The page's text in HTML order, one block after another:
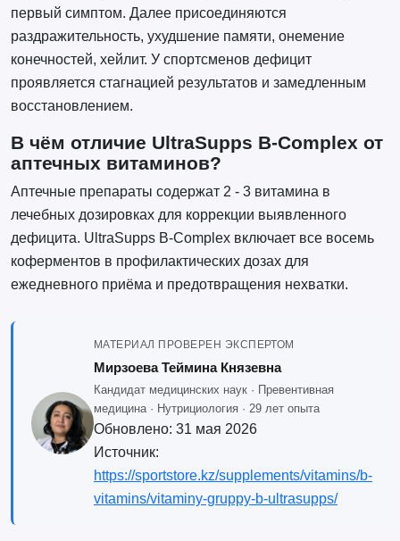
первый симптом. Далее присоединяются
раздражительность, ухудшение памяти, онемение
конечностей, хейлит. У спортсменов дефицит
проявляется стагнацией результатов и замедленным
восстановлением.
В чём отличие UltraSupps B-Complex от
аптечных витаминов?
Аптечные препараты содержат 2 - 3 витамина в
лечебных дозировках для коррекции выявленного
дефицита. UltraSupps B-Complex включает все восемь
коферментов в профилактических дозах для
ежедневного приёма и предотвращения нехватки.
МАТЕРИАЛ ПРОВЕРЕН ЭКСПЕРТОМ
Мирзоева Теймина Князевна
Кандидат медицинских наук · Превентивная
медицина · Нутрициология · 29 лет опыта
Обновлено: 31 мая 2026
Источник:
https://sportstore.kz/supplements/vitamins/b-
vitamins/vitaminy-gruppy-b-ultrasupps/